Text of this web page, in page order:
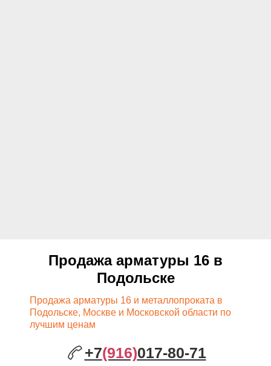
Продажа арматуры 16 в
Подольске
Продажа арматуры 16 и металлопроката в
Подольске, Москве и Московской области по
лучшим ценам
+7(916)017-80-71